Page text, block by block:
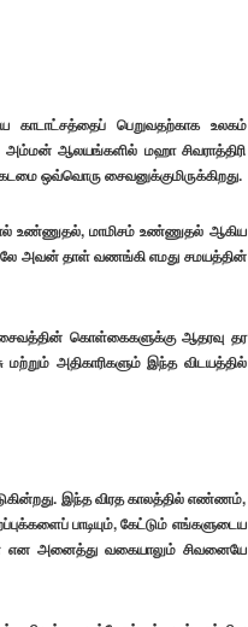
காடாட்சத்தைப் பெறுவதற்காக உலகம்
அம்மன் ஆலயங்களில் மஹா சிவராத்திரி
ஒவ்வொரு சைவனுக்குமிருக்கிறது.
உண்ணுதல், மாமிசம் உண்ணுதல் ஆகிய
அவன் தாள் வணங்கி எமது சமயத்தின்
கொள்கைகளுக்கு ஆதரவு தர
அதிகாரிகளும் இந்த விடயத்தில்
இந்த விரத காலத்தில் எண்ணம்,
பாடியும், கேட்டும் எங்களுடைய
என அனைத்து வகையாலும் சிவனையே